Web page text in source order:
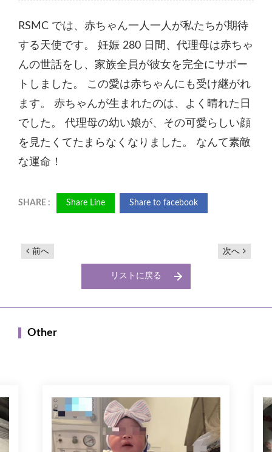
RSMC では、赤ちゃん一人一人が私たちが期待
する天使です。 妊娠 280 日間、代理母は赤ちゃ
んの世話をし、家族全員が彼女を完全にサポー
トしました。 この愛は赤ちゃんにも受け継がれ
ます。 赤ちゃんが生まれたのは、よく晴れた日
でした。 代理母の幼い娘が、その可愛らしい顔
を見たくてたまらなくなりました。 なんて素敵
な運命！
Share Line Share to facebook
前へ 次へ
リストに戻る
Other